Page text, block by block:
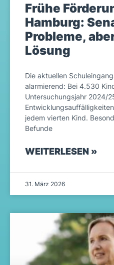
Frühe
Hamburg:
Probleme,
Lösung
Die aktuellen
alarmierend: Bei 4.530
Untersuchungsjahr 2024/
jedem vierten Kind.
Befunde
WEITERLESEN »
31. März 2026